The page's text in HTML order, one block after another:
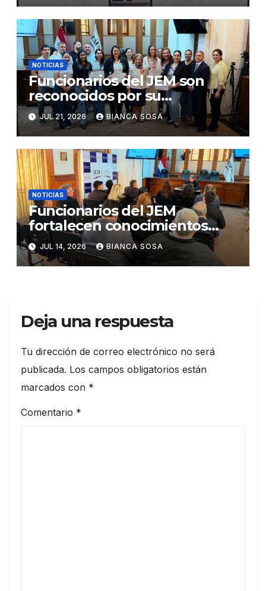
«The Integrity App»
NOTICIAS
Funcionarios del JEM son
reconocidos por su
participación en el concurso
«Lemas sobre Ética e
Integridad Institucional»
JUL 21, 2026 BIANCA SOSA
NOTICIAS
Funcionarios del JEM
fortalecen conocimientos
sobre administración de
contratos públicos
JUL 14, 2026 BIANCA SOSA
Deja una respuesta
Tu dirección de correo electrónico no será
publicada. Los campos obligatorios están
marcados con *
Comentario *